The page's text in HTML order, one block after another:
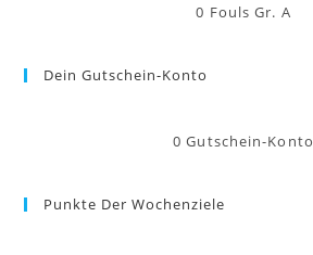
0 Fouls Gr. A
Dein Gutschein-Konto
0 Gutschein-Konto
Punkte Der Wochenziele